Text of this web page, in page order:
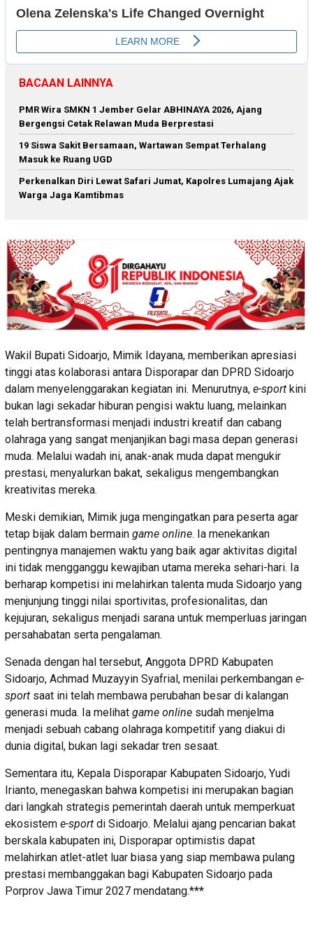
BACAAN LAINNYA
PMR Wira SMKN 1 Jember Gelar ABHINAYA 2026, Ajang
Bergengsi Cetak Relawan Muda Berprestasi
19 Siswa Sakit Bersamaan, Wartawan Sempat Terhalang
Masuk ke Ruang UGD
Perkenalkan Diri Lewat Safari Jumat, Kapolres Lumajang Ajak
Warga Jaga Kamtibmas
Wakil Bupati Sidoarjo, Mimik Idayana, memberikan apresiasi
tinggi atas kolaborasi antara Disporapar dan DPRD Sidoarjo
dalam menyelenggarakan kegiatan ini. Menurutnya, e-sport kini
bukan lagi sekadar hiburan pengisi waktu luang, melainkan
telah bertransformasi menjadi industri kreatif dan cabang
olahraga yang sangat menjanjikan bagi masa depan generasi
muda. Melalui wadah ini, anak-anak muda dapat mengukir
prestasi, menyalurkan bakat, sekaligus mengembangkan
kreativitas mereka.
Meski demikian, Mimik juga mengingatkan para peserta agar
tetap bijak dalam bermain game online. Ia menekankan
pentingnya manajemen waktu yang baik agar aktivitas digital
ini tidak mengganggu kewajiban utama mereka sehari-hari. Ia
berharap kompetisi ini melahirkan talenta muda Sidoarjo yang
menjunjung tinggi nilai sportivitas, profesionalitas, dan
kejujuran, sekaligus menjadi sarana untuk memperluas jaringan
persahabatan serta pengalaman.
Senada dengan hal tersebut, Anggota DPRD Kabupaten
Sidoarjo, Achmad Muzayyin Syafrial, menilai perkembangan e-
sport saat ini telah membawa perubahan besar di kalangan
generasi muda. Ia melihat game online sudah menjelma
menjadi sebuah cabang olahraga kompetitif yang diakui di
dunia digital, bukan lagi sekadar tren sesaat.
Sementara itu, Kepala Disporapar Kabupaten Sidoarjo, Yudi
Irianto, menegaskan bahwa kompetisi ini merupakan bagian
dari langkah strategis pemerintah daerah untuk memperkuat
ekosistem e-sport di Sidoarjo. Melalui ajang pencarian bakat
berskala kabupaten ini, Disporapar optimistis dapat
melahirkan atlet-atlet luar biasa yang siap membawa pulang
prestasi membanggakan bagi Kabupaten Sidoarjo pada
Porprov Jawa Timur 2027 mendatang.***